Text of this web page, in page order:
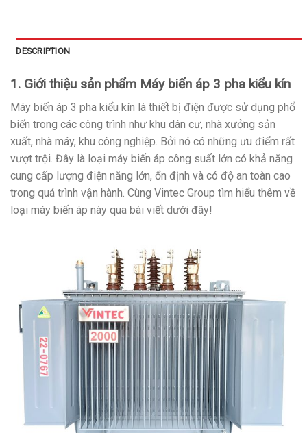
DESCRIPTION
1. Giới thiệu sản phẩm Máy biến áp 3 pha kiểu kín
Máy biến áp 3 pha kiểu kín là thiết bị điện được sử dụng phổ
biến trong các công trình như khu dân cư, nhà xưởng sản
xuất, nhà máy, khu công nghiệp. Bởi nó có những ưu điểm rất
vượt trội. Đây là loại máy biến áp công suất lớn có khả năng
cung cấp lượng điện năng lớn, ổn định và có độ an toàn cao
trong quá trình vận hành. Cùng Vintec Group tìm hiểu thêm về
loại máy biến áp này qua bài viết dưới đây!